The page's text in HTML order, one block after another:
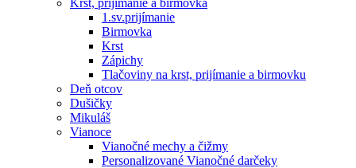
Krst, prijímanie a birmovka
1.sv.prijímanie
Birmovka
Krst
Zápichy
Tlačoviny na krst, prijímanie a birmovku
Deň otcov
Dušičky
Mikuláš
Vianoce
Vianočné mechy a čižmy
Personalizované Vianočné darčeky